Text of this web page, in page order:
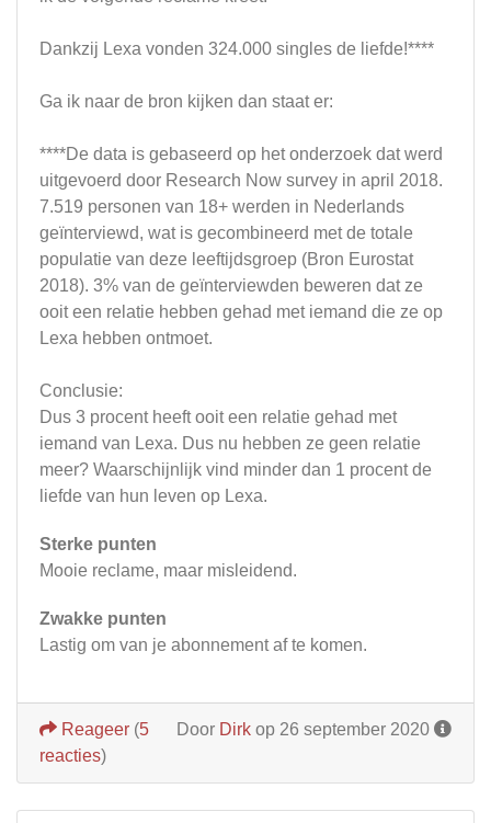
Dankzij Lexa vonden 324.000 singles de liefde!****
Ga ik naar de bron kijken dan staat er:
****De data is gebaseerd op het onderzoek dat werd
uitgevoerd door Research Now survey in april 2018.
7.519 personen van 18+ werden in Nederlands
geïnterviewd, wat is gecombineerd met de totale
populatie van deze leeftijdsgroep (Bron Eurostat
2018). 3% van de geïnterviewden beweren dat ze
ooit een relatie hebben gehad met iemand die ze op
Lexa hebben ontmoet.
Conclusie:
Dus 3 procent heeft ooit een relatie gehad met
iemand van Lexa. Dus nu hebben ze geen relatie
meer? Waarschijnlijk vind minder dan 1 procent de
liefde van hun leven op Lexa.
Sterke punten
Mooie reclame, maar misleidend.
Zwakke punten
Lastig om van je abonnement af te komen.
Door Dirk op 26 september 2020
Reageer (5
reacties)